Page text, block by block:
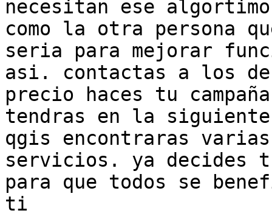
necesitan ese
como la otra persona
seria para mejorar
asi. contactas a los
precio haces tu
tendras en la
qgis encontraras varias
servicios. ya decides
para que todos se
ti